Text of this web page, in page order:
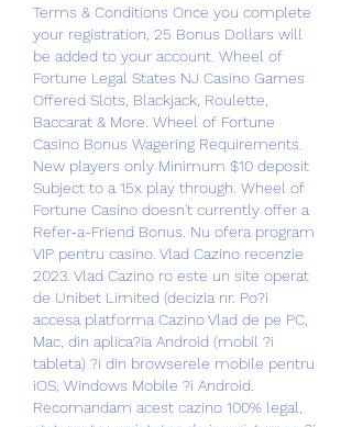
Terms & Conditions Once you complete
your registration, 25 Bonus Dollars will
be added to your account. Wheel of
Fortune Legal States NJ Casino Games
Offered Slots, Blackjack, Roulette,
Baccarat & More. Wheel of Fortune
Casino Bonus Wagering Requirements.
New players only Minimum $10 deposit
Subject to a 15x play through. Wheel of
Fortune Casino doesn't currently offer a
Refer-a-Friend Bonus. Nu ofera program
VIP pentru casino. Vlad Cazino recenzie
2023. Vlad Cazino ro este un site operat
de Unibet Limited (decizia nr. Po?i
accesa platforma Cazino Vlad de pe PC,
Mac, din aplica?ia Android (mobil ?i
tableta) ?i din browserele mobile pentru
iOS, Windows Mobile ?i Android.
Recomandam acest cazino 100% legal,